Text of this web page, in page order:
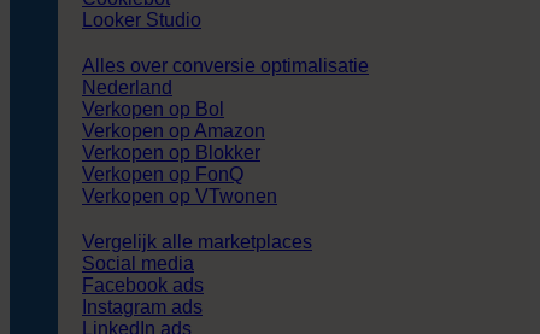
Looker Studio
Alles over conversie optimalisatie
Nederland
Verkopen op Bol
Verkopen op Amazon
Verkopen op Blokker
Verkopen op FonQ
Verkopen op VTwonen
Vergelijk alle marketplaces
Social media
Facebook ads
Instagram ads
LinkedIn ads